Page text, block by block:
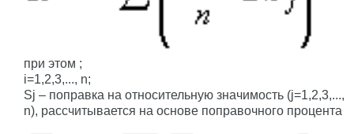
при этом ;
i=1,2,3,..., n;
Sj – поправка на относительную значимость (j=1,2,3,...,
n), рассчитывается на основе поправочного процента